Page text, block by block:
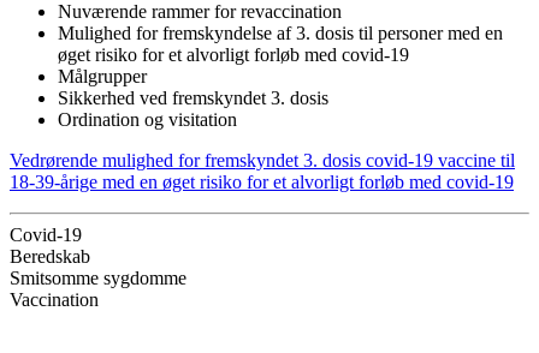
Nuværende rammer for revaccination
Mulighed for fremskyndelse af 3. dosis til personer med en
øget risiko for et alvorligt forløb med covid-19
Målgrupper
Sikkerhed ved fremskyndet 3. dosis
Ordination og visitation
Vedrørende mulighed for fremskyndet 3. dosis covid-19 vaccine til
18-39-årige med en øget risiko for et alvorligt forløb med covid-19
Covid-19
Beredskab
Smitsomme sygdomme
Vaccination